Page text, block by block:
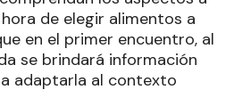
de elegir alimentos a
en el primer encuentro, al
se brindará información
adaptarla al contexto